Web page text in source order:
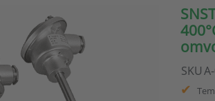
SKU